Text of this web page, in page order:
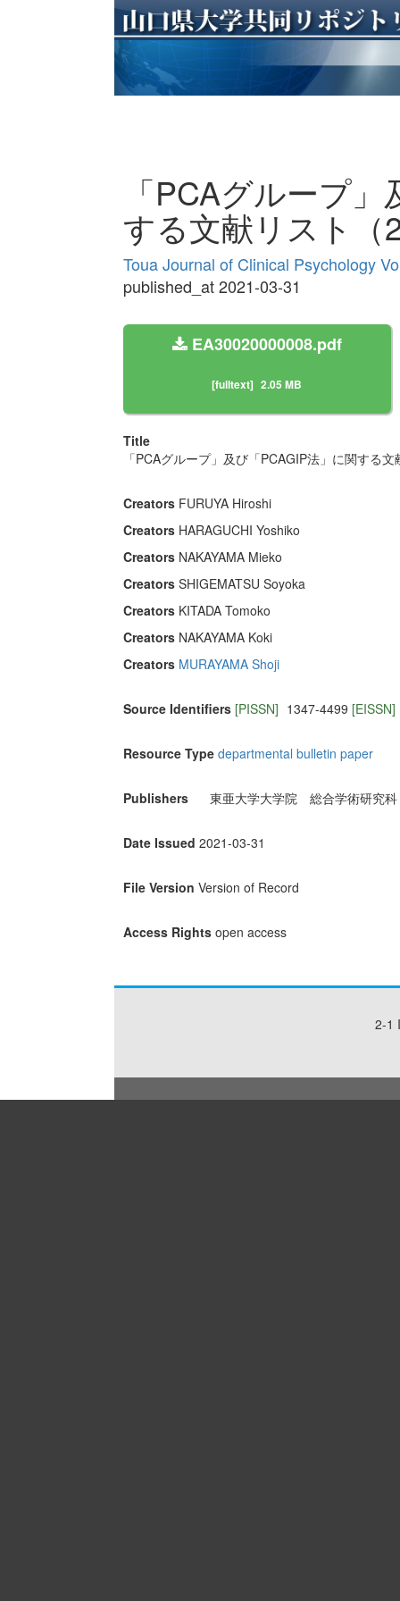
「PCAグループ
する文献リスト（
Toua Journal of Clinical Psychology
published_at 2021-03-31
EA30020000008.pdf
[fulltext] 2.05 MB
Title
「PCAグループ」及び「PCAGIP法」に関する
Creators FURUYA Hiroshi
Creators HARAGUCHI Yoshiko
Creators NAKAYAMA Mieko
Creators SHIGEMATSU Soyoka
Creators KITADA Tomoko
Creators NAKAYAMA Koki
Creators MURAYAMA Shoji
Source Identifiers [PISSN] 1347-4499 [EISSN]
Resource Type departmental bulletin paper
Publishers 東亜大学大学院 総合学術研究
Date Issued 2021-03-31
File Version Version of Record
Access Rights open access
2-1